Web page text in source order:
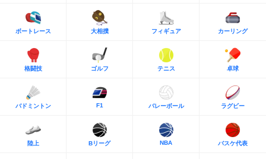
ボートレース 大相撲 フィギュア カーリング
格闘技 ゴルフ テニス 卓球
バドミントン F1 バレーボール ラグビー
陸上 Bリーグ NBA バスケ代表